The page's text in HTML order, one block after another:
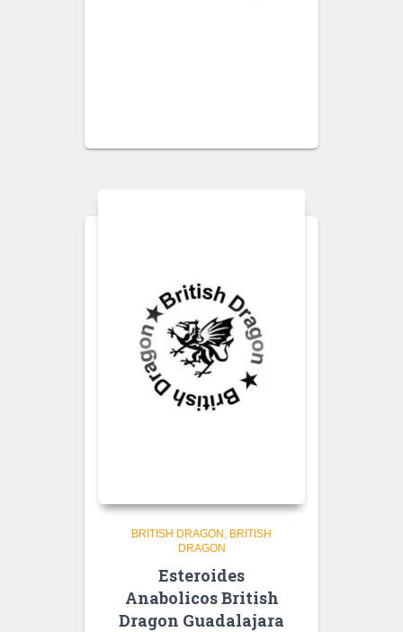
BRITISH DRAGON
BRITISH
DRAGON
Esteroides
Anabolicos British
Dragon Guadalajara